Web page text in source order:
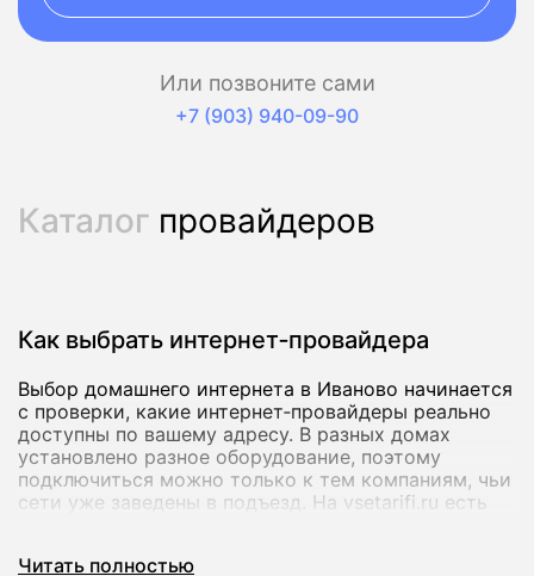
Или позвоните сами
+7 (903) 940-09-90
Каталог провайдеров
Как выбрать интернет‑провайдера
Выбор домашнего интернета в Иваново начинается
с проверки, какие интернет‑провайдеры реально
доступны по вашему адресу. В разных домах
установлено разное оборудование, поэтому
подключиться можно только к тем компаниям, чьи
сети уже заведены в подъезд. На vsetarifi.ru есть
мгновенно увидеть список провайдеров и тарифов,
Читать полностью